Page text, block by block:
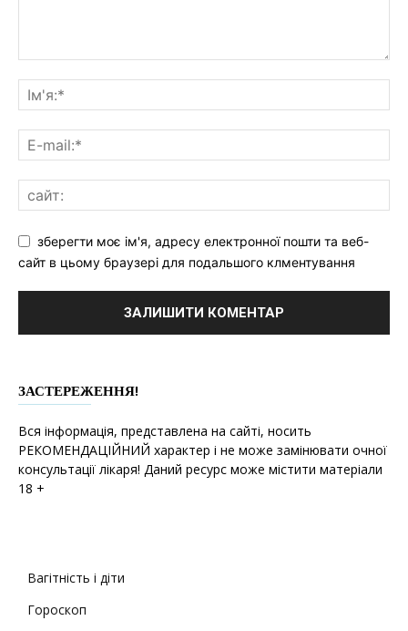
зберегти моє ім'я, адресу електронної пошти та веб-
сайт в цьому браузері для подальшого клментування
ЗАСТЕРЕЖЕННЯ!
Вся інформація, представлена на сайті, носить
РЕКОМЕНДАЦІЙНИЙ характер і не може замінювати очної
консультації лікаря! Даний ресурс може містити матеріали
18 +
Вагітність і діти
Гороскоп